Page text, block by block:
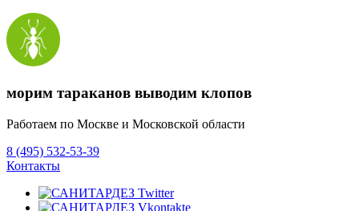
морим тараканов выводим клопов
Работаем по Москве и Московской области
8 (495) 532-53-39
Контакты